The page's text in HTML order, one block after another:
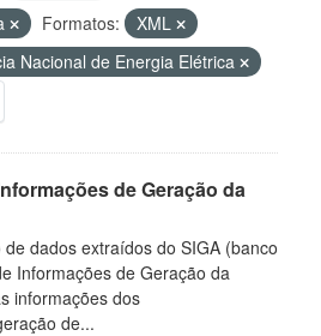
Formatos:
XML
Nacional de Energia Elétrica
de Geração da
dados extraídos do SIGA (banco
Informações de Geração da
informações dos
de...